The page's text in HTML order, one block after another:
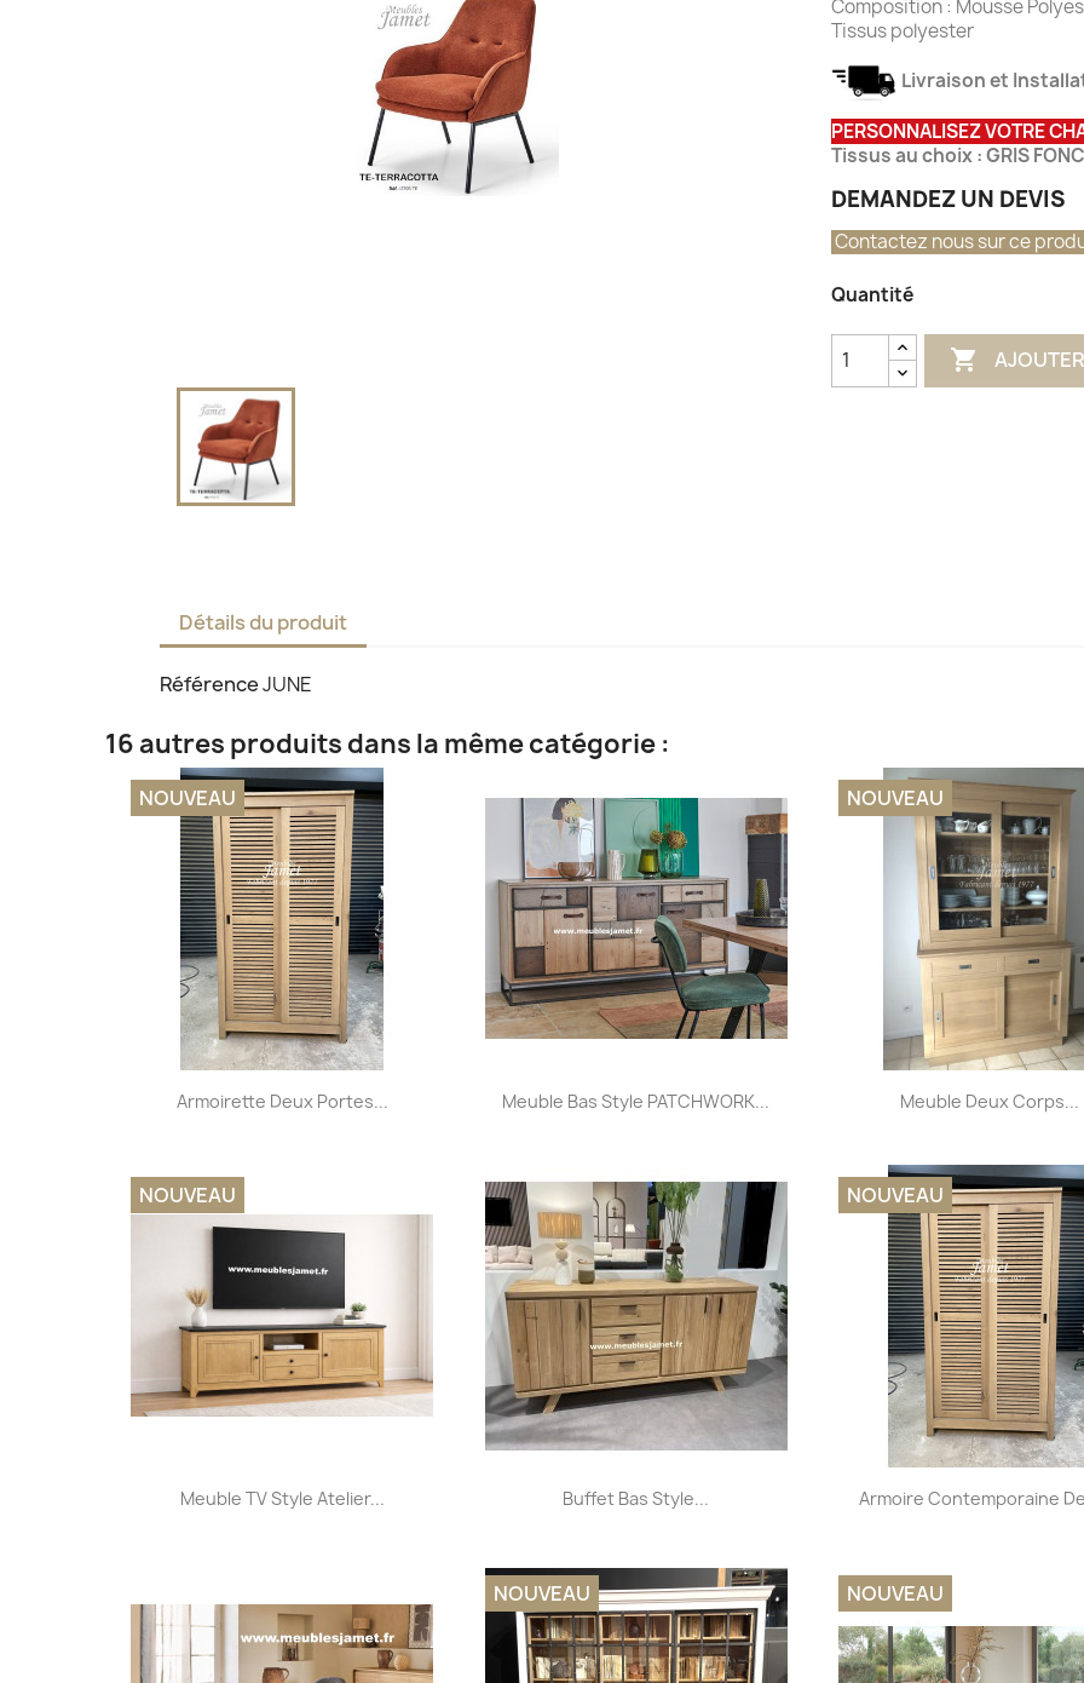
Composition : Mousse
Tissus polyester
Livraison et
PERSONNALISEZ VOTRE
Tissus au choix : GRIS
DEMANDEZ UN DEVIS
Contactez nous sur ce
Quantité

Détails du produit
RéférenceJUNE
16 autres produits dans la même catégorie :
Aperçu rapide
Armoirette Deux Portes...
NOUVEAU
Aperçu rapide
Meuble Bas Style PATCHWORK... Aperçu rapide
Meuble Deux Corps...
NOUVEAU
Aperçu rapide
Meuble TV Style Atelier...
NOUVEAU
Aperçu rapide
Buffet Bas Style... Aperçu rapide
Armoire Contemporaine
NOUVEAU
NOUVEAU NOUVEAU